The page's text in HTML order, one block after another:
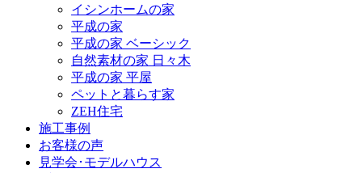
イシンホームの家
平成の家
平成の家 ベーシック
自然素材の家 日々木
平成の家 平屋
ペットと暮らす家
ZEH住宅
施工事例
お客様の声
見学会･モデルハウス